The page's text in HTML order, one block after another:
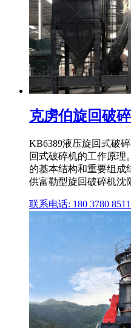
克虏伯旋回破
KB6389液压旋回式破
回式破碎机的工作原理
的基本结构和重要组成
供富勒型旋回破碎机沈
联系电话: 180 3780 8511